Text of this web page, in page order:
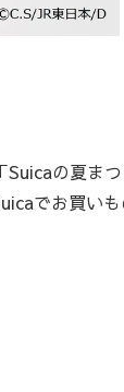
の夏まつ
でお買いも